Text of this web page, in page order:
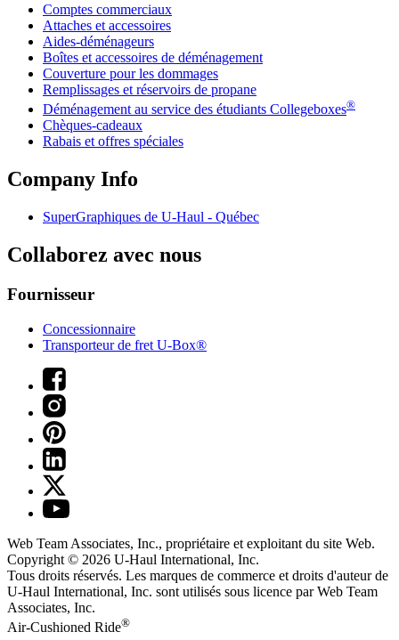
Comptes commerciaux
Attaches et accessoires
Aides-déménageurs
Boîtes et accessoires de déménagement
Couverture pour les dommages
Remplissages et réservoirs de propane
Déménagement au service des étudiants Collegeboxes®
Chèques-cadeaux
Rabais et offres spéciales
Company Info
SuperGraphiques de U-Haul - Québec
Collaborez avec nous
Fournisseur
Concessionnaire
Transporteur de fret U-Box®
Web Team Associates, Inc., propriétaire et exploitant du site Web.
Copyright © 2026 U-Haul International, Inc.
Tous droits réservés. Les marques de commerce et droits d'auteur de
U-Haul International, Inc. sont utilisés sous licence par Web Team
Associates, Inc.
Air-Cushioned Ride®